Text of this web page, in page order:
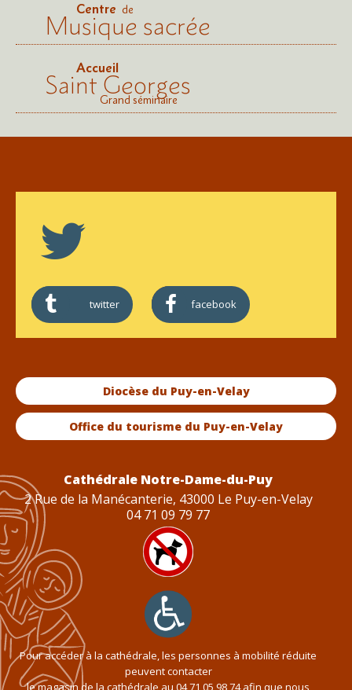
Centre de
Musique sacrée
Accueil
Saint Georges
Grand séminaire
twitter facebook
Diocèse du Puy-en-Velay
Office du tourisme du Puy-en-Velay
Cathédrale Notre-Dame-du-Puy
2 Rue de la Manécanterie, 43000 Le Puy-en-Velay
04 71 09 79 77
Pour accéder à la cathédrale, les personnes à mobilité réduite
peuvent contacter
le magasin de la cathédrale au 04 71 05 98 74afin que nous